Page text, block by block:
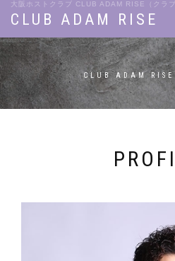
大阪ホストクラブ CLUB ADAM RISE（クラブ
CLUB ADAM RISE
CLUB ADAM